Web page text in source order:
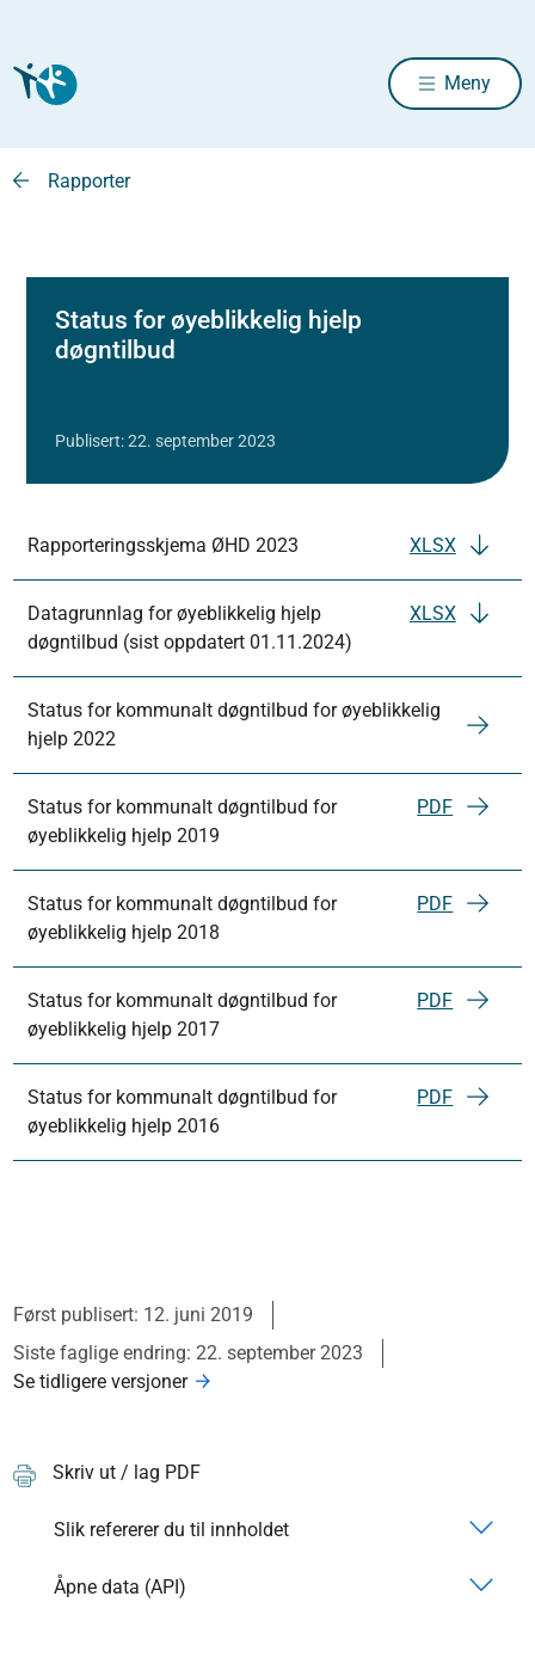
Meny
Rapporter
Status for øyeblikkelig hjelp
døgntilbud
Publisert: 22. september 2023
Rapporteringsskjema ØHD 2023 XLSX
Datagrunnlag for øyeblikkelig hjelp
døgntilbud (sist oppdatert 01.11.2024)
XLSX
Status for kommunalt døgntilbud for øyeblikkelig
hjelp 2022
Status for kommunalt døgntilbud for
øyeblikkelig hjelp 2019
PDF
Status for kommunalt døgntilbud for
øyeblikkelig hjelp 2018
PDF
Status for kommunalt døgntilbud for
øyeblikkelig hjelp 2017
PDF
Status for kommunalt døgntilbud for
øyeblikkelig hjelp 2016
PDF
Først publisert: 12. juni 2019
Siste faglige endring: 22. september 2023
Se tidligere versjoner
Skriv ut / lag PDF
Slik refererer du til innholdet
Åpne data (API)